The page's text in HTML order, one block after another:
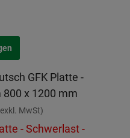
GFK Platte -
x 1200 mm
MwSt)
- Schwerlast -